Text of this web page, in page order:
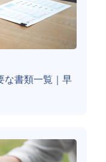
な書類一覧｜早